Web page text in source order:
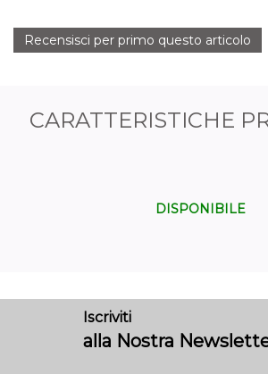
Recensisci per primo questo articolo
CARATTERISTICHE
DISPONIBILE
Iscriviti
alla Nostra